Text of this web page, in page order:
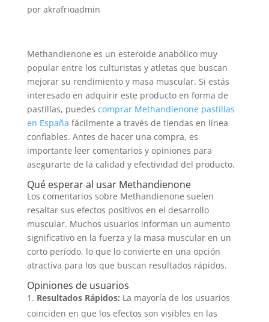
por akrafrioadmin
Methandienone es un esteroide anabólico muy
popular entre los culturistas y atletas que buscan
mejorar su rendimiento y masa muscular. Si estás
interesado en adquirir este producto en forma de
pastillas, puedes comprar Methandienone pastillas
en España fácilmente a través de tiendas en línea
confiables. Antes de hacer una compra, es
importante leer comentarios y opiniones para
asegurarte de la calidad y efectividad del producto.
Qué esperar al usar Methandienone
Los comentarios sobre Methandienone suelen
resaltar sus efectos positivos en el desarrollo
muscular. Muchos usuarios informan un aumento
significativo en la fuerza y la masa muscular en un
corto período, lo que lo convierte en una opción
atractiva para los que buscan resultados rápidos.
Opiniones de usuarios
Resultados Rápidos: La mayoría de los usuarios
coinciden en que los efectos son visibles en las